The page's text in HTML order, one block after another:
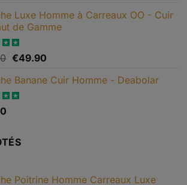
initial
était :
€79.99.
actuel
est :
Luxe Homme à Carreaux OO - Cuir
de Gamme
Le
initial
était :
€49.90Le
actuel
Banane Cuir Homme - Deabolar
Poitrine Homme Carreaux Luxe